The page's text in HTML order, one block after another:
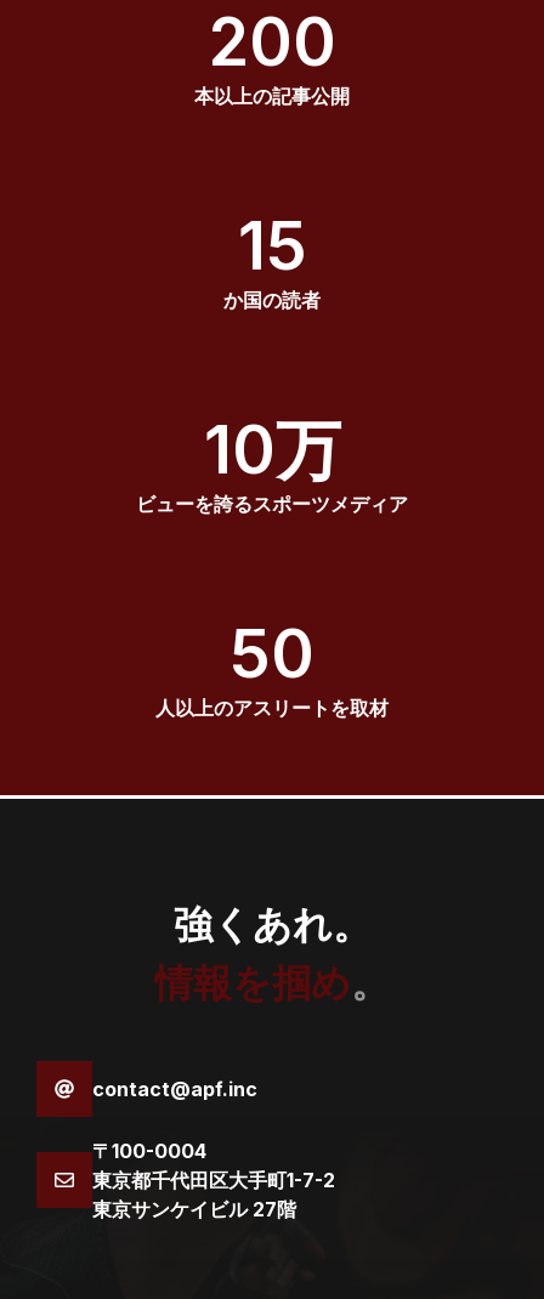
200
本以上の記事公開
15
か国の読者
10万
ビューを誇るスポーツメディア
50
人以上のアスリートを取材
強くあれ。
情報を掴め。
contact@apf.inc
〒100-0004
東京都千代田区大手町1-7-2
東京サンケイビル 27階